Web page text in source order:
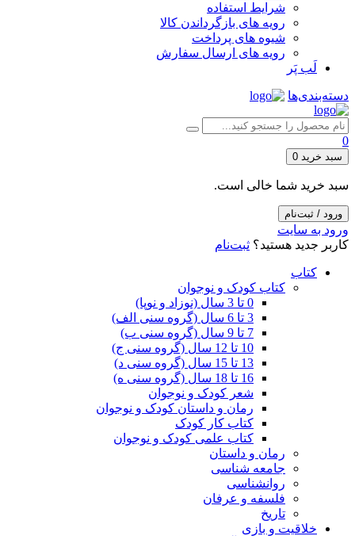
شرایط استفاده
رویه های بازگرداندن کالا
شیوه های پرداخت
رویه های ارسال سفارش
لَب پَر
دسته‌بندی‌ها
0
سبد خرید 0
سبد خرید شما خالی است.
ورود / ثبت‌نام
ورود به سایت
کاربر جدید هستید؟ ثبت‌نام
کتاب
کتاب کودک و نوجوان
0 تا 3 سال (نوزاد و نوپا)
3 تا 6 سال (گروه سنی الف)
7 تا 9 سال (گروه سنی ب)
10 تا 12 سال (گروه سنی ج)
13 تا 15 سال (گروه سنی د)
16 تا 18 سال (گروه سنی ه)
شعر کودک و نوجوان
رمان و داستان کودک و نوجوان
کتاب کار کودک
کتاب علمی کودک و نوجوان
رمان و داستان
جامعه شناسی
روانشناسی
فلسفه و عرفان
تاریخ
خلاقیت و بازی